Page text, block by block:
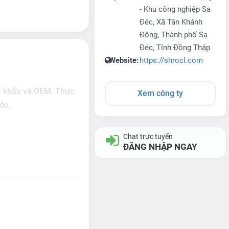
khẩu và OEM. Thực
- Khu công nghiệp Sa
Đéc, Xã Tân Khánh
Đông, Thành phố Sa
Đéc, Tỉnh Đồng Tháp
Website:https://shrocl.com
Xem công ty
Chat trực tuyến
ĐĂNG NHẬP NGAY